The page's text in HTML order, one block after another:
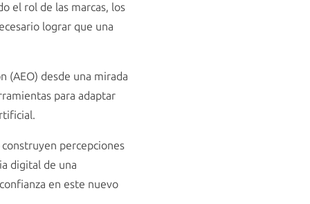
el rol de las marcas, los
lograr que una
(AEO) desde una mirada
para adaptar
percepciones
digital de una
en este nuevo